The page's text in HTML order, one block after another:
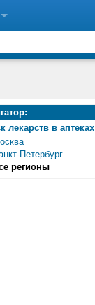
лекарств в аптеках
Петербург
регионы